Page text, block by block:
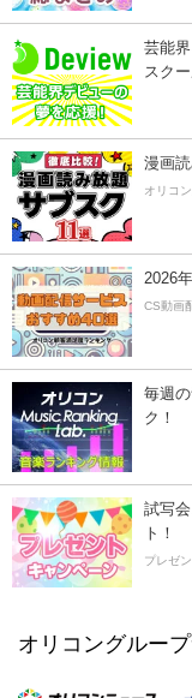
芸能
スク
漫画
オリコ
2026
CS動画
毎週
ク！
試写
ト！
プレゼ
オリコングルー